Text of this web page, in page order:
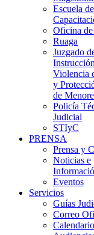
Escuela de
Oficina
Ruaga
Juzgado
Violencia
y
de
Policía
Judicial
STIyC
PRENSA
Prensa y
Noticias e
Eventos
Servicios
Guías
Correo